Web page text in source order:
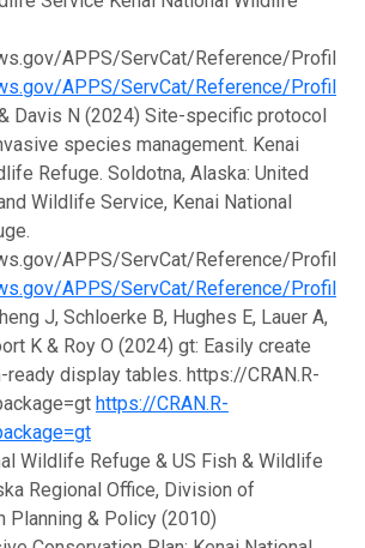
APPS/ServCat/Reference/Profile/
APPS/ServCat/Reference/Profile/
Davis N (2024) Site-specific protocol
species management. Kenai
Refuge. Soldotna, Alaska: United
Wildlife Service, Kenai National
APPS/ServCat/Reference/Profile/
APPS/ServCat/Reference/Profile/
J, Schloerke B, Hughes E, Lauer A,
K & Roy O (2024) gt: Easily create
display tables. https://CRAN.R-
https://CRAN.R-
Wildlife Refuge & US Fish & Wildlife
Regional Office, Division of
Planning & Policy (2010)